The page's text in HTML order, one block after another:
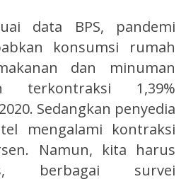
data BPS, pandemi
konsumsi rumah
dan minuman
terkontraksi 1,39%
Sedangkan penyedia
mengalami kontraksi
Namun, kita harus
berbagai survei